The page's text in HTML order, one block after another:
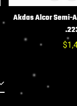
Akdas Alcor Semi-
Prix